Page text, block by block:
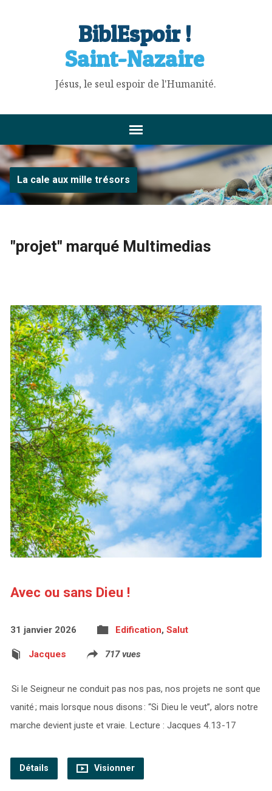
BiblEspoir !
Saint-Nazaire
Jésus, le seul espoir de l'Humanité.
La cale aux mille trésors
"projet" marqué Multimedias
Avec ou sans Dieu !
31 janvier 2026 Edification, Salut
Jacques 717 vues
Si le Seigneur ne conduit pas nos pas, nos projets ne sont que
vanité ; mais lorsque nous disons : “Si Dieu le veut”, alors notre
marche devient juste et vraie. Lecture : Jacques 4.13-17
Détails Visionner